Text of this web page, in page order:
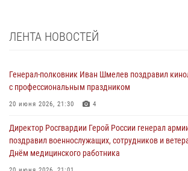
ЛЕНТА НОВОСТЕЙ
Генерал-полковник Иван Шмелев поздравил
с профессиональным праздником
20 июня 2026, 21:30 4
Директор Росгвардии Герой России генерал
поздравил военнослужащих, сотрудников и
Днём медицинского работника